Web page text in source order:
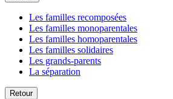
Les familles recomposées
Les familles monoparentales
Les familles homoparentales
Les familles solidaires
Les grands-parents
La séparation
Retour